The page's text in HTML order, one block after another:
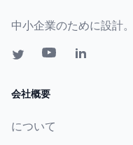
中小企業のために設計
会社概要
について